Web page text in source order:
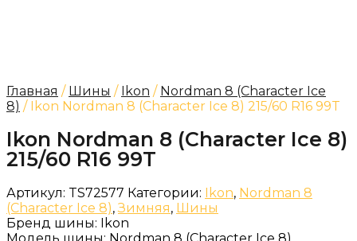
Главная / Шины / Ikon / Nordman 8 (Character Ice
8) / Ikon Nordman 8 (Character Ice 8) 215/60 R16 99T
Ikon Nordman 8 (Character Ice 8)
215/60 R16 99T
Артикул: TS72577 Категории: Ikon, Nordman 8
(Character Ice 8),Зимняя, Шины
Бренд шины: Ikon